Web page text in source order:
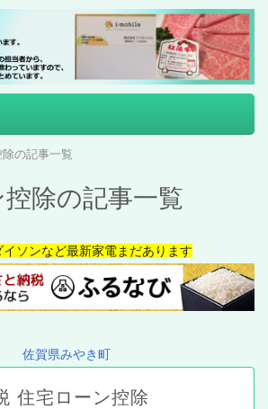
税
の記事一覧
除の記事一覧
イソンなど最新家電まだあります
佐賀県みやき町
住宅ローン控除